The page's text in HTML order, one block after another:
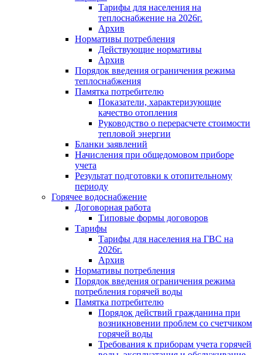
Тарифы для населения на
теплоснабжение на 2026г.
Архив
Нормативы потребления
Действующие нормативы
Архив
Порядок введения ограничения режима
теплоснабжения
Памятка потребителю
Показатели, характеризующие
качество отопления
Руководство о перерасчете стоимости
тепловой энергии
Бланки заявлений
Начисления при общедомовом приборе
учета
Результат подготовки к отопительному
периоду
Горячее водоснабжение
Договорная работа
Типовые формы договоров
Тарифы
Тарифы для населения на ГВС на
2026г.
Архив
Нормативы потребления
Порядок введения ограничения режима
потребления горячей воды
Памятка потребителю
Порядок действий гражданина при
возникновении проблем со счетчиком
горячей воды
Требования к приборам учета горячей